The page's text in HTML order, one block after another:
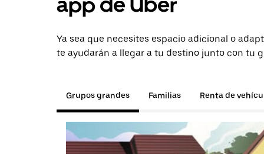
Ya sea que necesites espacio adicional o
te ayudarán a llegar a tu destino junto con tu
Grupos grandes Familias Renta de